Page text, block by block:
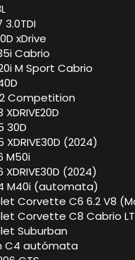
3.0TDI
xDrive
Cabrio
M Sport Cabrio
Competition
XDRIVE20D
30D
XDRIVE30D (2024)
M50i
XDRIVE30D (2024)
M40i (automata)
Corvette C6 6.2 V8
Corvette C8 Cabrio
Suburban
C4 autómata